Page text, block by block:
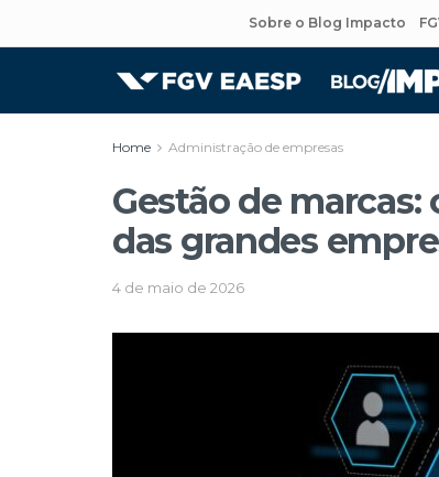
Sobre o Blog Impacto
Home Administração de empresas
Gestão de
das grandes
4 de maio de 2026